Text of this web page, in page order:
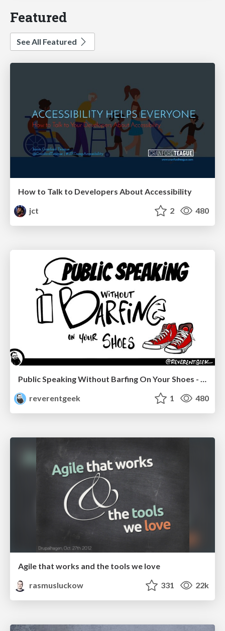
Featured
See All Featured
How to Talk to Developers About Accessibility
jct
2 480
Public Speaking Without Barfing On Your Shoes - THAT 2023
reverentgeek
1 480
Agile that works and the tools we love
rasmusluckow
331 22k